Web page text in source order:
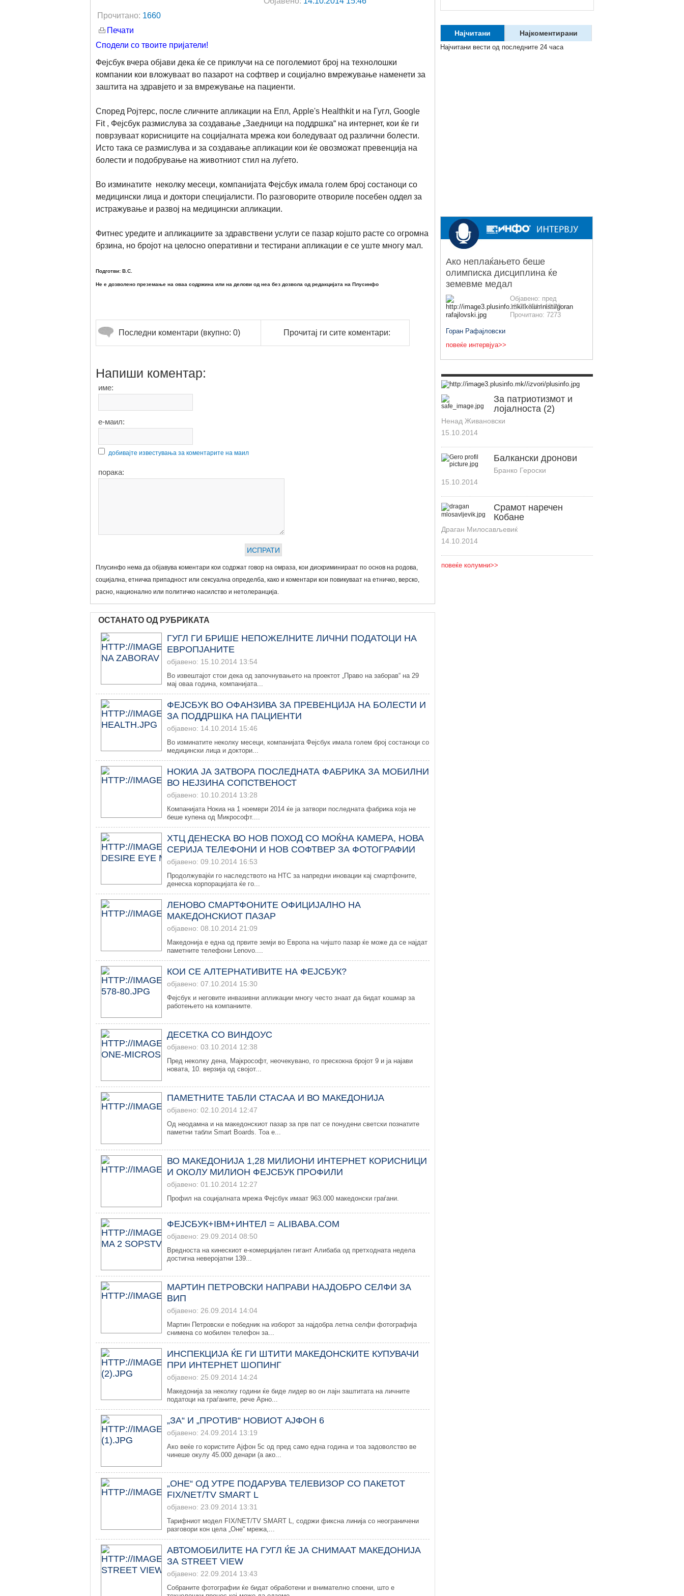
Прочитано: 1660
Печати
Сподели со твоите пријатели!
Фејсбук вчера објави дека ќе се приклучи на се поголемиот број на технолошки
компании кои вложуваат во пазарот на софтвер и социјално вмрежување наменети за
заштита на здравјето и за вмрежување на пациенти.
Според Ројтерс, после сличните апликации на Епл, Apple's Healthkit и на Гугл, Google
Fit , Фејсбук размислува за создавање „Заедници на поддршка“ на интернет, кои ќе ги
поврзуваат корисниците на социјалната мрежа кои боледуваат од различни болести.
Исто така се размислува и за создавање апликации кои ќе овозможат превенција на
болести и подобрување на животниот стил на луѓето.
Во изминатите неколку месеци, компанијата Фејсбук имала голем број состаноци со
медицински лица и доктори специјалисти. По разговорите отвориле посебен оддел за
истражување и развој на медицински апликации.
Фитнес уредите и апликациите за здравствени услуги се пазар којшто расте со огромна
брзина, но бројот на целосно оперативни и тестирани апликации е се уште многу мал.
Подготви: В.С.
Не е дозволено преземање на оваа содржина или на делови од неа без дозвола од редакцијата на Плусинфо
Последни коментари (вкупно: 0) Прочитај ги сите коментари:
Напиши коментар:
име:
е-маил:
добивајте известувања за коментарите на маил
порака:
Плусинфо нема да објавува коментари кои содржат говор на омраза, кои дискриминираат по основ на родова,
социјална, етничка припадност или сексуална определба, како и коментари кои повикуваат на етничко, верско,
расно, национално или политичко насилство и нетолеранција.
ОСТАНАТО ОД РУБРИКАТА
ГУГЛ ГИ БРИШЕ НЕПОЖЕЛНИТЕ ЛИЧНИ ПОДАТОЦИ НА
EВРОПЈАНИТЕ
објавено: 15.10.2014 13:54
Во извештајот стои дека од започнувањето на проектот „Право на заборав“ на 29
мај оваа година, компанијата...
ФЕЈСБУК ВО ОФАНЗИВА ЗА ПРЕВЕНЦИЈА НА БОЛЕСТИ И
ЗА ПОДДРШКА НА ПАЦИЕНТИ
објавено: 14.10.2014 15:46
Во изминатите неколку месеци, компанијата Фејсбук имала голем број состаноци со
медицински лица и доктори...
НОКИА ЈА ЗАТВОРА ПОСЛЕДНАТА ФАБРИКА ЗА МОБИЛНИ
ВО НЕЈЗИНА СОПСТВЕНОСТ
објавено: 10.10.2014 13:28
Компанијата Нокиа на 1 ноември 2014 ќе ја затвори последната фабрика која не
беше купена од Микрософт....
ХТЦ ДЕНЕСКА ВО НОВ ПОХОД СО МОЌНА КАМЕРА, НОВА
СЕРИЈА ТЕЛЕФОНИ И НОВ СОФТВЕР ЗА ФОТОГРАФИИ
објавено: 09.10.2014 16:53
Продолжувајќи го наследството на HTC за напредни иновации кај смартфоните,
денеска корпорацијата ќе го...
ЛЕНОВО СМАРТФОНИТЕ ОФИЦИЈАЛНО НА
МАКЕДОНСКИОТ ПАЗАР
објавено: 08.10.2014 21:09
Македонија е една од првите земји во Европа на чијшто пазар ќе може да се најдат
паметните телефони Lenovo....
КОИ СЕ АЛТЕРНАТИВИТЕ НА ФЕЈСБУК?
објавено: 07.10.2014 15:30
Фејсбук и неговите инвазивни апликации многу често знаат да бидат кошмар за
работењето на компаниите.
ДЕСЕТКА СО ВИНДОУС
објавено: 03.10.2014 12:38
Пред неколку дена, Мајкрософт, неочекувано, го прескокна бројот 9 и ја најави
новата, 10. верзија од својот...
ПАМЕТНИТЕ ТАБЛИ СТАСАА И ВО МАКЕДОНИЈА
објавено: 02.10.2014 12:47
Од неодамна и на македонскиот пазар за прв пат се понудени светски познатите
паметни табли Smart Boards. Тоа е...
ВО МАКЕДОНИЈА 1,28 МИЛИОНИ ИНТЕРНЕТ КОРИСНИЦИ
И ОКОЛУ МИЛИОН ФЕЈСБУК ПРОФИЛИ
објавено: 01.10.2014 12:27
Профил на социјалната мрежа Фејсбук имаат 963.000 македонски граѓани.
ФЕЈСБУК+IBM+ИНТЕЛ = ALIBABA.COM
објавено: 29.09.2014 08:50
Вредноста на кинескиот е-комерцијален гигант Алибаба од претходната недела
достигна неверојатни 139...
МАРТИН ПЕТРОВСКИ НАПРАВИ НАЈДОБРО СЕЛФИ ЗА
ВИП
објавено: 26.09.2014 14:04
Мартин Петровски е победник на изборот за најдобра летна селфи фотографија
снимена со мобилен телефон за...
ИНСПЕКЦИЈА ЌЕ ГИ ШТИТИ МАКЕДОНСКИТЕ КУПУВАЧИ
ПРИ ИНТЕРНЕТ ШОПИНГ
објавено: 25.09.2014 14:24
Македонија за неколку години ќе биде лидер во он лајн заштитата на личните
податоци на граѓаните, рече Арно...
„ЗА“ И „ПРОТИВ“ НОВИОТ АЈФОН 6
објавено: 24.09.2014 13:19
Ако веќе го користите Ајфон 5с од пред само една година и тоа задоволство ве
чинеше окулу 45.000 денари (а ако...
„ОНЕ“ ОД УТРЕ ПОДАРУВА ТЕЛЕВИЗОР СО ПАКЕТОТ
FIX/NET/TV SMART L
објавено: 23.09.2014 13:31
Тарифниот модел FIX/NET/TV SMART L, содржи фиксна линија со неограничени
разговори кон цела „Оне“ мрежа,...
АВТОМОБИЛИТЕ НА ГУГЛ ЌЕ ЈА СНИМААТ МАКЕДОНИЈА
ЗА STREET VIEW
објавено: 22.09.2014 13:43
Собраните фотографии ќе бидат обработени и внимателно споени, што е
Најчитани Најкоментирани
Најчитани вести од последните 24 часа
Ако неплаќањето беше
олимписка дисциплина ќе
земевме медал
Објавено: пред
18.09.2014 12:00
Прочитано: 7273
Горан Рафајловски
повеќе интервјуа>>
За патриотизмот и
лојалноста (2)
Ненад Живановски
15.10.2014
Балкански дронови
Бранко Героски
15.10.2014
Срамот наречен
Кобане
Драган Милосављевиќ
14.10.2014
повеќе колумни>>